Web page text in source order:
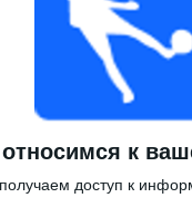
к
доступ к